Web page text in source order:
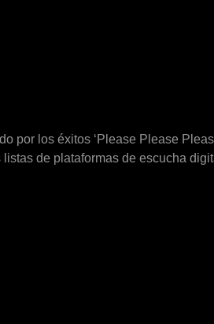
por los éxitos ‘Please Please
de plataformas de escucha